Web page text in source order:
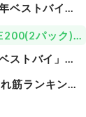
ベストバイを
パック)」
ストバイ」に
筋ランキング